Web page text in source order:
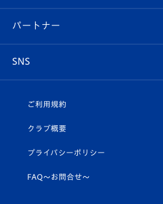
メディア
ホームタウン
マスコット紹介
平和祈念活動
ヴィヴィくんの長崎おもてなしガイド
スタジアムグルメ
V-LOVERS（ファンクラブ）
プレイヤーズスイート
店舗情報
育成からのお知らせ
U-18
スクール
パートナー
SNS
ヴィヴィくんインスタグラム
公式LINE＠
ご利用規約
クラブ概要
プライバシーポリシー
FAQ〜お問合せ〜